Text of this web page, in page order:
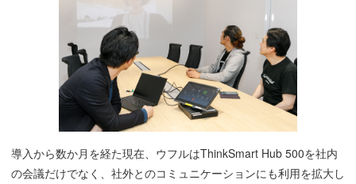
導入から数か月を経た現在、ウフルはThinkSmart Hub 500を社内
の会議だけでなく、社外とのコミュニケーションにも利用を拡大し